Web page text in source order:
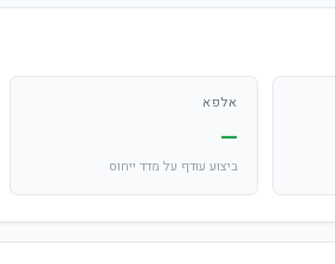
אלפא
—
ביצוע עודף על מדד ייחוס